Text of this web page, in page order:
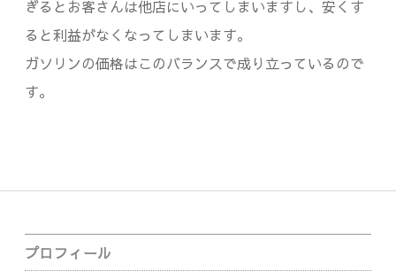
ぎるとお客さんは他店にいってしまいますし、安くす
ると利益がなくなってしまいます。
ガソリンの価格はこのバランスで成り立っているので
す。
Sidebar
プロフィール